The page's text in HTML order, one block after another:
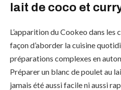
lait de coco et
L’apparition du Cookeo dans les
façon d’aborder la cuisine
préparations complexes en
Préparer un blanc de poulet au
jamais été aussi facile ni aussi